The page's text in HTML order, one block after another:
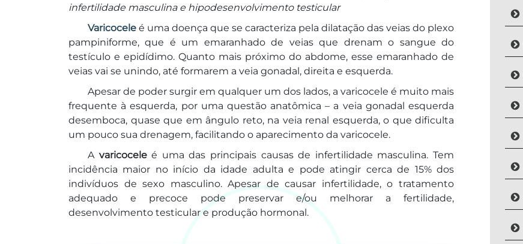
infertilidade masculina e hipodesenvolvimento testicular
Varicocele é uma doença que se caracteriza pela dilatação das veias do plexo
pampiniforme, que é um emaranhado de veias que drenam o sangue do
testículo e epidídimo. Quanto mais próximo do abdome, esse emaranhado de
veias vai se unindo, até formarem a veia gonadal, direita e esquerda.
Apesar de poder surgir em qualquer um dos lados, a varicocele é muito mais
frequente à esquerda, por uma questão anatômica – a veia gonadal esquerda
desemboca, quase que em ângulo reto, na veia renal esquerda, o que dificulta
um pouco sua drenagem, facilitando o aparecimento da varicocele.
A varicoceleé uma das principais causas de infertilidade masculina. Tem
incidência maior no início da idade adulta e pode atingir cerca de 15% dos
indivíduos de sexo masculino. Apesar de causar infertilidade, o tratamento
adequado e precoce pode preservar e/ou melhorar a fertilidade,
desenvolvimento testicular e produção hormonal.